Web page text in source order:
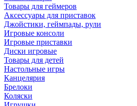
Товары для геймеров
Аксессуары для приставок
Джойстики, геймпады, рули
Игровые консоли
Игровые приставки
Диски игровые
Товары для детей
Настольные игры
Канцелярия
Брелоки
Коляски